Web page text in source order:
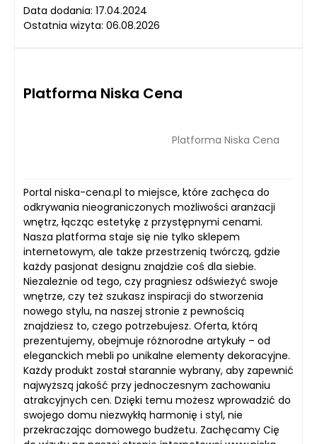
Data dodania: 17.04.2024
Ostatnia wizyta: 06.08.2026
Platforma Niska Cena
Platforma Niska Cena
Portal niska-cena.pl to miejsce, które zachęca do
odkrywania nieograniczonych możliwości aranżacji
wnętrz, łącząc estetykę z przystępnymi cenami.
Nasza platforma staje się nie tylko sklepem
internetowym, ale także przestrzenią twórczą, gdzie
każdy pasjonat designu znajdzie coś dla siebie.
Niezależnie od tego, czy pragniesz odświeżyć swoje
wnętrze, czy też szukasz inspiracji do stworzenia
nowego stylu, na naszej stronie z pewnością
znajdziesz to, czego potrzebujesz. Oferta, którą
prezentujemy, obejmuje różnorodne artykuły – od
eleganckich mebli po unikalne elementy dekoracyjne.
Każdy produkt został starannie wybrany, aby zapewnić
najwyższą jakość przy jednoczesnym zachowaniu
atrakcyjnych cen. Dzięki temu możesz wprowadzić do
swojego domu niezwykłą harmonię i styl, nie
przekraczając domowego budżetu. Zachęcamy Cię